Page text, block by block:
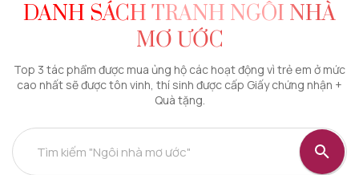
DANH SÁCH TRANH NGÔI NHÀ
MƠ ƯỚC
Top 3 tác phẩm được mua ủng hộ các hoạt động vì trẻ em ở mức
cao nhất sẽ được tôn vinh, thí sinh được cấp Giấy chứng nhận +
Quà tặng.
Tìm kiếm "Ngôi nhà mơ ước"